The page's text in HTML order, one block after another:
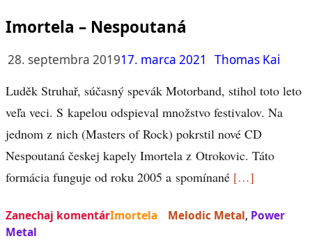
Imortela – Nespoutaná
28. septembra 201917. marca 2021 Thomas Kai
Luděk Struhař, súčasný spevák Motorband, stihol toto leto
veľa veci. S kapelou odspieval množstvo festivalov. Na
jednom z nich (Masters of Rock) pokrstil nové CD
Nespoutaná českej kapely Imortela z Otrokovic. Táto
formácia funguje od roku 2005 a spomínané […]
Zanechaj komentárImortela Melodic Metal, Power
Metal